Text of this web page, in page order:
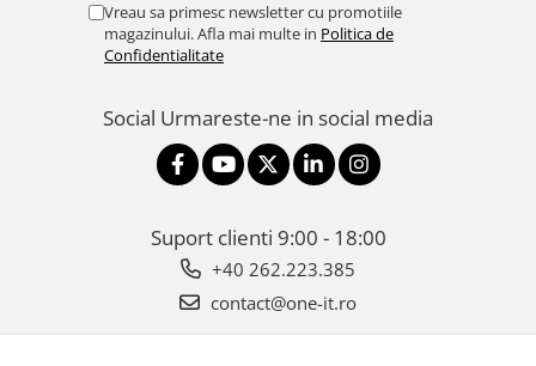
Vreau sa primesc newsletter cu promotiile
magazinului. Afla mai multe in Politica de
Confidentialitate
Social Urmareste-ne in social media
Suport clienti 9:00 - 18:00
+40 262.223.385
contact@one-it.ro